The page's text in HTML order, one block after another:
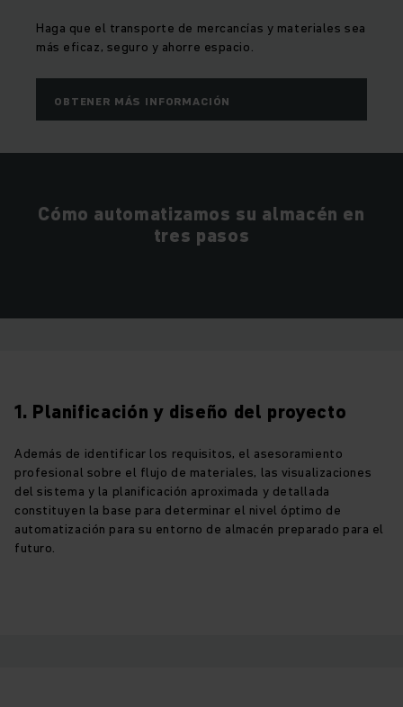
Haga que el transporte de mercancías y materiales sea
más eficaz, seguro y ahorre espacio.
OBTENER MÁS INFORMACIÓN
Cómo automatizamos su almacén en
tres pasos
1. Planificación y diseño del proyecto
Además de identificar los requisitos, el asesoramiento
profesional sobre el flujo de materiales, las visualizaciones
del sistema y la planificación aproximada y detallada
constituyen la base para determinar el nivel óptimo de
automatización para su entorno de almacén preparado para el
futuro.